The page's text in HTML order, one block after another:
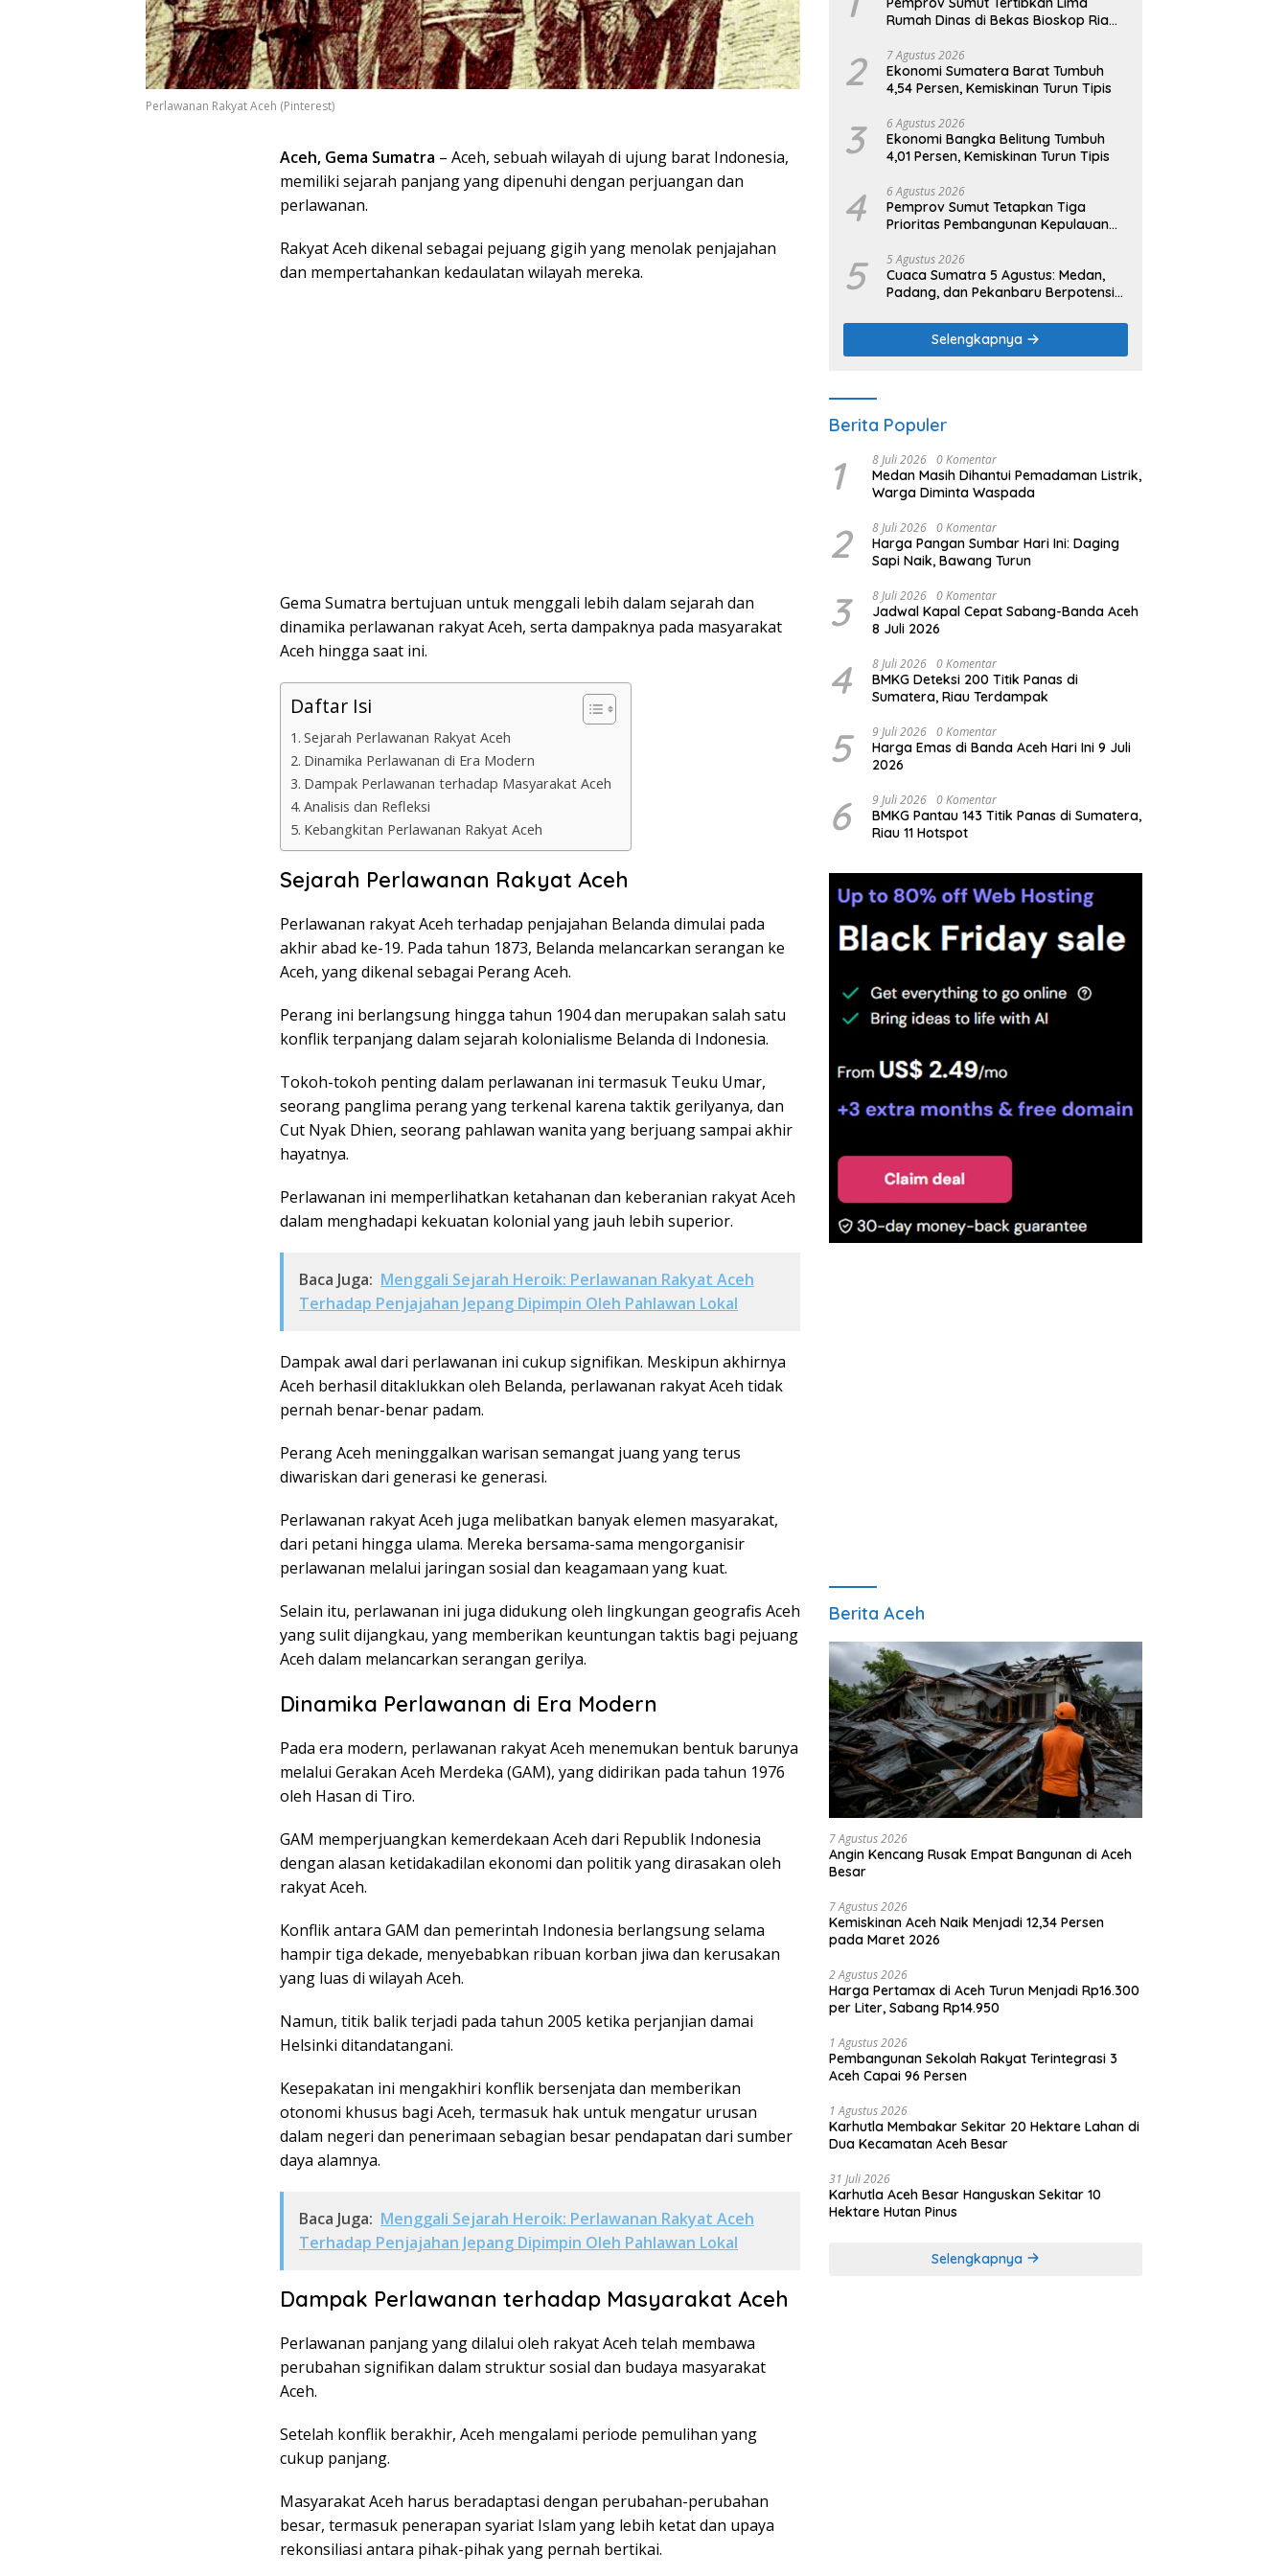
Perlawanan Rakyat Aceh (Pinterest)
Aceh, Gema Sumatra – Aceh, sebuah wilayah di ujung barat Indonesia,
memiliki sejarah panjang yang dipenuhi dengan perjuangan dan
perlawanan.
Rakyat Aceh dikenal sebagai pejuang gigih yang menolak penjajahan
dan mempertahankan kedaulatan wilayah mereka.
Gema Sumatra bertujuan untuk menggali lebih dalam sejarah dan
dinamika perlawanan rakyat Aceh, serta dampaknya pada masyarakat
Aceh hingga saat ini.
Daftar Isi
Sejarah Perlawanan Rakyat Aceh
Dinamika Perlawanan di Era Modern
Dampak Perlawanan terhadap Masyarakat Aceh
Analisis dan Refleksi
Kebangkitan Perlawanan Rakyat Aceh
Sejarah Perlawanan Rakyat Aceh
Perlawanan rakyat Aceh terhadap penjajahan Belanda dimulai pada
akhir abad ke-19. Pada tahun 1873, Belanda melancarkan serangan ke
Aceh, yang dikenal sebagai Perang Aceh.
Perang ini berlangsung hingga tahun 1904 dan merupakan salah satu
konflik terpanjang dalam sejarah kolonialisme Belanda di Indonesia.
Tokoh-tokoh penting dalam perlawanan ini termasuk Teuku Umar,
seorang panglima perang yang terkenal karena taktik gerilyanya, dan
Cut Nyak Dhien, seorang pahlawan wanita yang berjuang sampai akhir
hayatnya.
Perlawanan ini memperlihatkan ketahanan dan keberanian rakyat Aceh
dalam menghadapi kekuatan kolonial yang jauh lebih superior.
Baca Juga: Menggali Sejarah Heroik: Perlawanan Rakyat Aceh
Terhadap Penjajahan Jepang Dipimpin Oleh Pahlawan Lokal
Dampak awal dari perlawanan ini cukup signifikan. Meskipun akhirnya
Aceh berhasil ditaklukkan oleh Belanda, perlawanan rakyat Aceh tidak
pernah benar-benar padam.
Perang Aceh meninggalkan warisan semangat juang yang terus
diwariskan dari generasi ke generasi.
Perlawanan rakyat Aceh juga melibatkan banyak elemen masyarakat,
dari petani hingga ulama. Mereka bersama-sama mengorganisir
perlawanan melalui jaringan sosial dan keagamaan yang kuat.
Selain itu, perlawanan ini juga didukung oleh lingkungan geografis Aceh
yang sulit dijangkau, yang memberikan keuntungan taktis bagi pejuang
Aceh dalam melancarkan serangan gerilya.
Dinamika Perlawanan di Era Modern
Pada era modern, perlawanan rakyat Aceh menemukan bentuk barunya
melalui Gerakan Aceh Merdeka (GAM), yang didirikan pada tahun 1976
oleh Hasan di Tiro.
GAM memperjuangkan kemerdekaan Aceh dari Republik Indonesia
dengan alasan ketidakadilan ekonomi dan politik yang dirasakan oleh
rakyat Aceh.
Konflik antara GAM dan pemerintah Indonesia berlangsung selama
hampir tiga dekade, menyebabkan ribuan korban jiwa dan kerusakan
yang luas di wilayah Aceh.
Namun, titik balik terjadi pada tahun 2005 ketika perjanjian damai
Helsinki ditandatangani.
Kesepakatan ini mengakhiri konflik bersenjata dan memberikan
otonomi khusus bagi Aceh, termasuk hak untuk mengatur urusan
dalam negeri dan penerimaan sebagian besar pendapatan dari sumber
daya alamnya.
Baca Juga: Menggali Sejarah Heroik: Perlawanan Rakyat Aceh
Terhadap Penjajahan Jepang Dipimpin Oleh Pahlawan Lokal
Dampak Perlawanan terhadap Masyarakat Aceh
Perlawanan panjang yang dilalui oleh rakyat Aceh telah membawa
perubahan signifikan dalam struktur sosial dan budaya masyarakat
Aceh.
Setelah konflik berakhir, Aceh mengalami periode pemulihan yang
cukup panjang.
Masyarakat Aceh harus beradaptasi dengan perubahan-perubahan
besar, termasuk penerapan syariat Islam yang lebih ketat dan upaya
rekonsiliasi antara pihak-pihak yang pernah bertikai.
Rumah Dinas di Bekas Bioskop Ria
2 7 Agustus 2026
Ekonomi Sumatera Barat Tumbuh
4,54 Persen, Kemiskinan Turun Tipis
3 6 Agustus 2026
Ekonomi Bangka Belitung Tumbuh
4,01 Persen, Kemiskinan Turun Tipis
4 6 Agustus 2026
Pemprov Sumut Tetapkan Tiga
Prioritas Pembangunan Kepulauan
5 5 Agustus 2026
Cuaca Sumatra 5 Agustus: Medan,
Padang, dan Pekanbaru Berpotensi
Selengkapnya
Berita Populer
1 8 Juli 2026 0 Komentar
Medan Masih Dihantui Pemadaman Listrik,
Warga Diminta Waspada
2 8 Juli 2026 0 Komentar
Harga Pangan Sumbar Hari Ini: Daging
Sapi Naik, Bawang Turun
3 8 Juli 2026 0 Komentar
Jadwal Kapal Cepat Sabang-Banda Aceh
8 Juli 2026
4 8 Juli 2026 0 Komentar
BMKG Deteksi 200 Titik Panas di
Sumatera, Riau Terdampak
5 9 Juli 2026 0 Komentar
Harga Emas di Banda Aceh Hari Ini 9 Juli
2026
6 9 Juli 2026 0 Komentar
BMKG Pantau 143 Titik Panas di Sumatera,
Riau 11 Hotspot
Berita Aceh
7 Agustus 2026
Angin Kencang Rusak Empat Bangunan di Aceh
Besar
7 Agustus 2026
Kemiskinan Aceh Naik Menjadi 12,34 Persen
pada Maret 2026
2 Agustus 2026
Harga Pertamax di Aceh Turun Menjadi Rp16.300
per Liter, Sabang Rp14.950
1 Agustus 2026
Pembangunan Sekolah Rakyat Terintegrasi 3
Aceh Capai 96 Persen
1 Agustus 2026
Karhutla Membakar Sekitar 20 Hektare Lahan di
Dua Kecamatan Aceh Besar
31 Juli 2026
Karhutla Aceh Besar Hanguskan Sekitar 10
Hektare Hutan Pinus
Selengkapnya